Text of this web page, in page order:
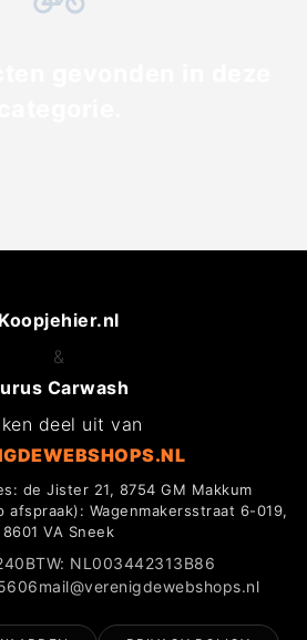
Koopjehier.nl
&
Carwash
deel uit van
de Jister 21, 8754 GM Makkum
afspraak): Wagenmakersstraat 6-019,
8601 VA Sneek
BTW: NL003442313B86
mail@verenigdewebshops.nl